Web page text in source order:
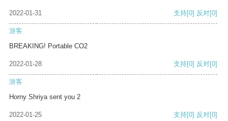
2022-01-31 支持[0] 反对[0]
游客
BREAKING! Portable CO2
2022-01-28 支持[0] 反对[0]
游客
Horny Shriya sent you 2
2022-01-25 支持[0] 反对[0]